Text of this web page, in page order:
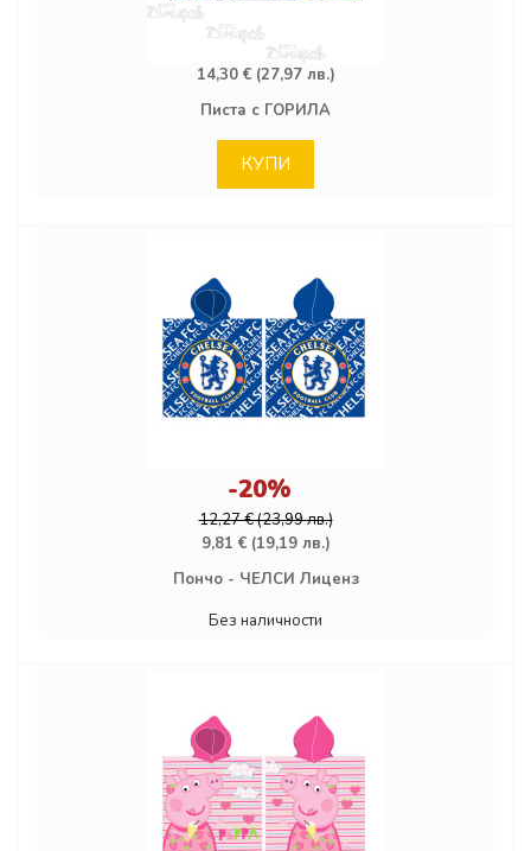
14,30 € (27,97 лв.)
Писта с ГОРИЛА
КУПИ
-20%
12,27 € (23,99 лв.)
9,81 € (19,19 лв.)
Пончо - ЧЕЛСИ Лиценз
Без наличности